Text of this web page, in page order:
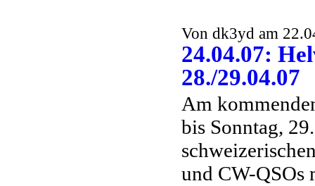
Von dk3yd am
24.04.07:
28./29.04.07
Am
bis Sonntag,
und CW-QSOs